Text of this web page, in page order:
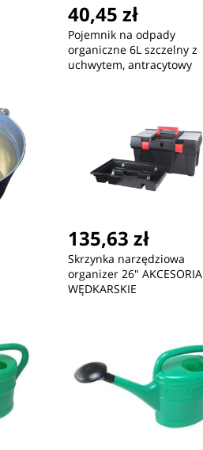
40,45 zł
Pojemnik na odpady
organiczne 6L szczelny z
uchwytem, antracytowy
135,63 zł
Skrzynka narzędziowa
organizer 26" AKCESORIA
WĘDKARSKIE